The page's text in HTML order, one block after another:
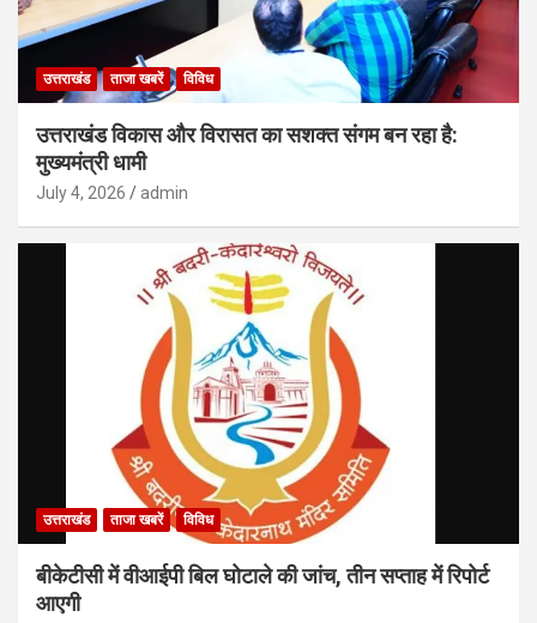
उत्तराखंड ताजा खबरें विविध
उत्तराखंड विकास और विरासत का सशक्त संगम बन रहा है:
मुख्यमंत्री धामी
July 4, 2026 admin
उत्तराखंड ताजा खबरें विविध
बीकेटीसी में वीआईपी बिल घोटाले की जांच, तीन सप्ताह में रिपोर्ट
आएगी